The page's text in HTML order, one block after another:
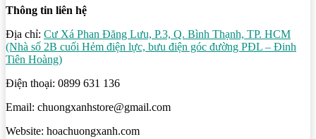
Thông tin liên hệ
Địa chỉ: Cư Xá Phan Đăng Lưu, P.3, Q. Bình Thạnh, TP. HCM
(Nhà số 2B cuối Hẻm điện lực, bưu điện góc đường PĐL – Đinh
Tiên Hoàng)
Điện thoại: 0899 631 136
Email: chuongxanhstore@gmail.com
Website: hoachuongxanh.com